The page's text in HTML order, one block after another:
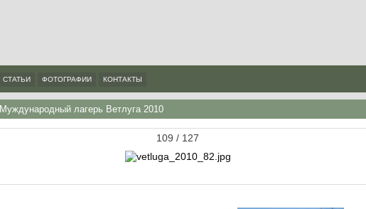
СТАТЬИ ФОТОГРАФИИ КОНТАКТЫ
Муждународный лагерь Ветлуга 2010
109 / 127